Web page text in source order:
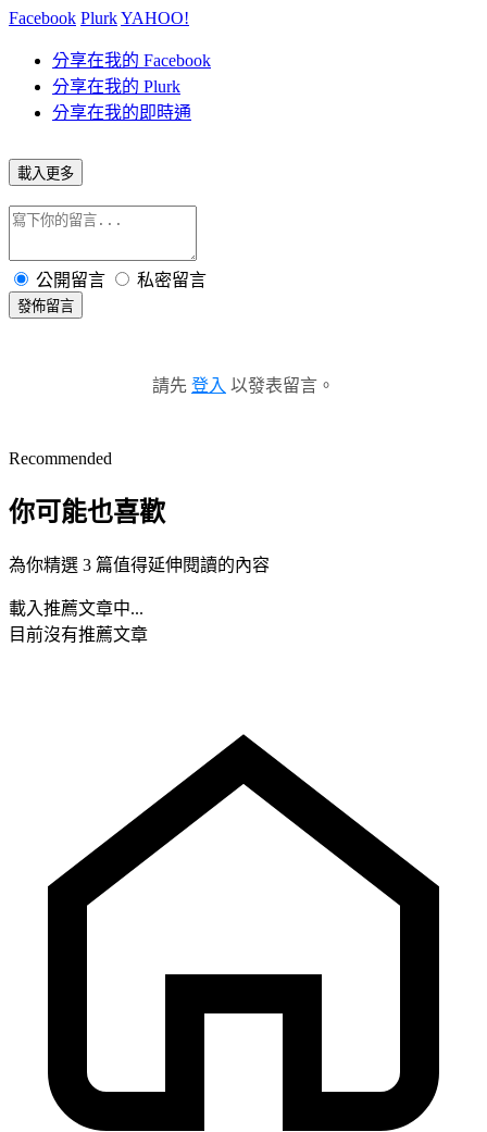
Facebook PlurkYAHOO!
分享在我的 Facebook
分享在我的 Plurk
分享在我的即時通
載入更多
公開留言 私密留言
發佈留言
請先 登入 以發表留言。
Recommended
你可能也喜歡
為你精選 3 篇值得延伸閱讀的內容
載入推薦文章中...
目前沒有推薦文章